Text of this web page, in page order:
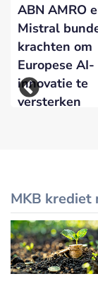
ABN AMRO
Mistral
krachten om
Europese AI-
innovatie te
versterken
MKB krediet